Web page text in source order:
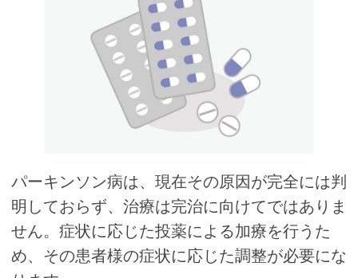
パーキンソン病は、現在その原因が完全には判
明しておらず、治療は完治に向けてではありま
せん。症状に応じた投薬による加療を行うた
め、その患者様の症状に応じた調整が必要にな